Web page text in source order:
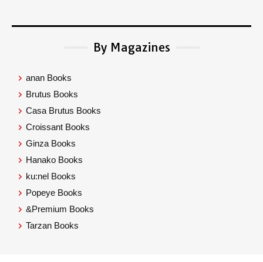
By Magazines
anan Books
Brutus Books
Casa Brutus Books
Croissant Books
Ginza Books
Hanako Books
ku:nel Books
Popeye Books
&Premium Books
Tarzan Books